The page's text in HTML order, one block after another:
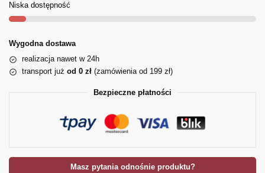
Niska dostępność
Wygodna dostawa
realizacja nawet w 24h
transport już od 0 zł (zamówienia od 199 zł)
Bezpieczne płatności
Masz pytania odnośnie produktu?